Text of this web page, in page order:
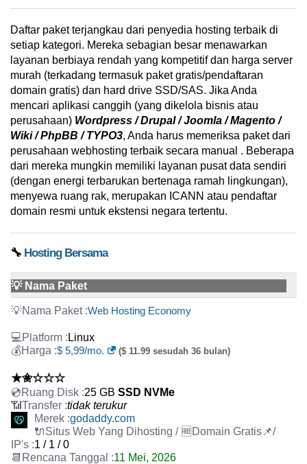
Daftar paket terjangkau dari penyedia hosting terbaik di
setiap kategori. Mereka sebagian besar menawarkan
layanan berbiaya rendah yang kompetitif dan harga server
murah (terkadang termasuk paket gratis/pendaftaran
domain gratis) dan hard drive SSD/SAS. Jika Anda
mencari aplikasi canggih (yang dikelola bisnis atau
perusahaan) Wordpress / Drupal / Joomla / Magento /
Wiki / PhpBB / TYPO3, Anda harus memeriksa paket dari
perusahaan webhosting terbaik secara manual . Beberapa
dari mereka mungkin memiliki layanan pusat data sendiri
(dengan energi terbarukan bertenaga ramah lingkungan),
menyewa ruang rak, merupakan ICANN atau pendaftar
domain resmi untuk ekstensi negara tertentu.
🔧 Hosting Bersama
💡 Nama Paket
Web Hosting Economy
Linux
$ 5,99/mo.
($ 11.99 sesudah 36 bulan)
★✬☆☆☆
25 GB SSD NVMe
tidak terukur
godaddy.com
1 / 1 / 0
11 Mei, 2026